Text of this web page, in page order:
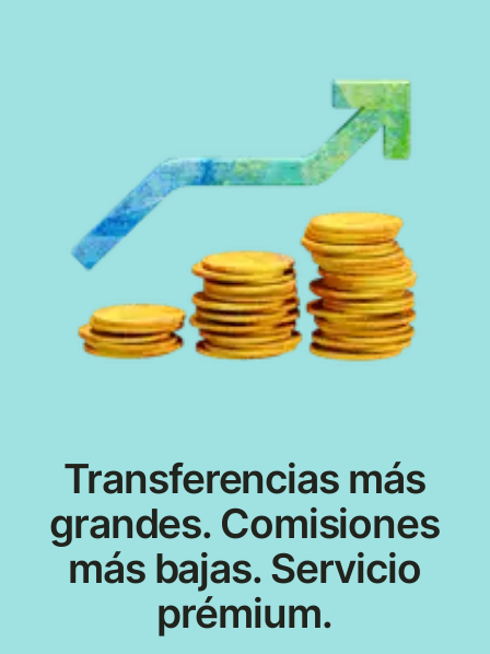
Transferencias más
grandes. Comisiones
más bajas. Servicio
prémium.